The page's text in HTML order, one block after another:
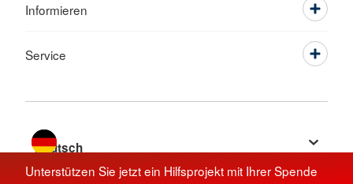
Unterstützen Sie jetzt ein Hilfsprojekt mit Ihrer Spende
Informieren
Service
Sprache wechseln zu